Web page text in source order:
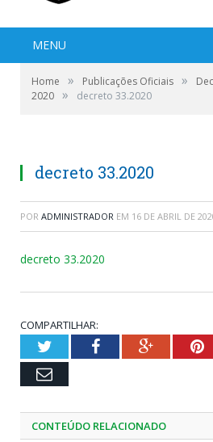
MENU
Home » Publicações Oficiais »
2020 » decreto 33.2020
decreto 33.2020
POR ADMINISTRADOR EM 16 DE ABRIL DE
decreto 33.2020
COMPARTILHAR:
TwitterFacebookGoogle+
Email
CONTEÚDO RELACIONADO